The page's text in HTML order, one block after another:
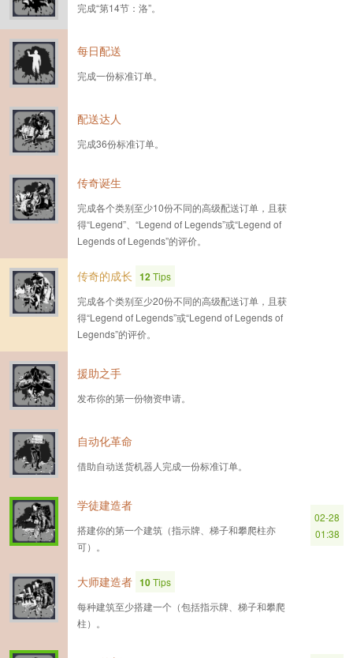
完成“第14节：洛”。
每日配送
完成一份标准订单。
配送达人
完成36份标准订单。
传奇诞生
完成各个类别至少10份不同的高级配送订单，且获
得“Legend”、“Legend of Legends”或“Legend of
Legends of Legends”的评价。
传奇的成长 12Tips
完成各个类别至少20份不同的高级配送订单，且获
得“Legend of Legends”或“Legend of Legends of
Legends”的评价。
援助之手
发布你的第一份物资申请。
自动化革命
借助自动送货机器人完成一份标准订单。
学徒建造者
搭建你的第一个建筑（指示牌、梯子和攀爬柱亦
可）。
02-28
01:38
大师建造者 10Tips
每种建筑至少搭建一个（包括指示牌、梯子和攀爬
柱）。